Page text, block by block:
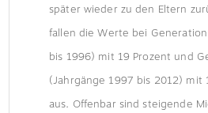
später wieder zu den Eltern
fallen die Werte bei
bis 1996) mit 19 Prozent und
(Jahrgänge 1997 bis 2012) mit
aus. Offenbar sind steigende